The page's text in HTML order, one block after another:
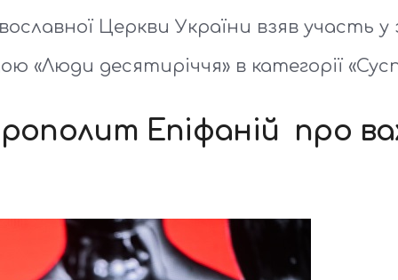
Церкви України взяв участь у
«Люди десятиріччя» в категорії
Епіфаній про